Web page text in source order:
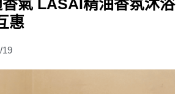
氣 LASAI精油香氛沐浴
惠
19